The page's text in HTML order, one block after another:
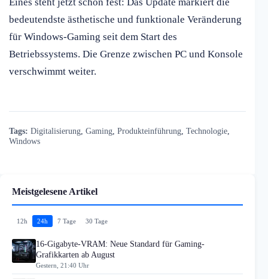
bedeutendste ästhetische und funktionale Veränderung
für Windows-Gaming seit dem Start des
Betriebssystems. Die Grenze zwischen PC und Konsole
verschwimmt weiter.
Tags: Digitalisierung Gaming Produkteinführung Technologie
Windows
Meistgelesene Artikel
12h 24h 7 Tage 30 Tage
16-Gigabyte-VRAM: Neue Standard für Gaming-
Grafikkarten ab August
Gestern, 21:40 Uhr